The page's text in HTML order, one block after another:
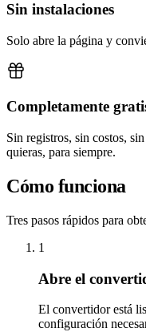
Sin instalaciones
Solo abre la página y
Completamente
Sin registros, sin costos,
quieras, para siempre.
Cómo funciona
Tres pasos rápidos para
1
Abre el
El convertidor está
configuración